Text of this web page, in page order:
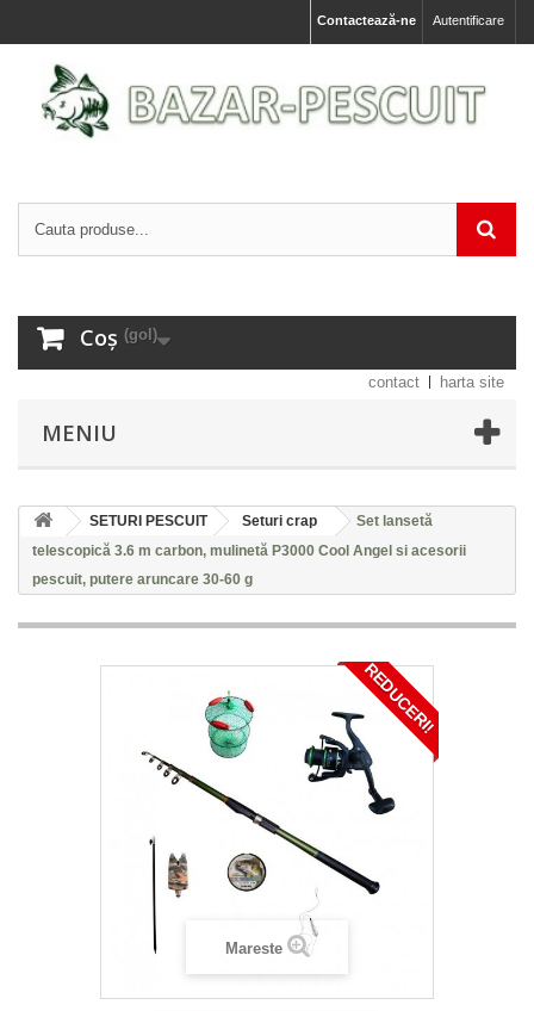
Autentificare
Contactează-ne
Coș (gol)
contact harta site
MENIU
SETURI PESCUIT Seturi crap
Set lansetă
telescopică 3.6 m carbon, mulinetă P3000 Cool Angel si acesorii
pescuit, putere aruncare 30-60 g
REDUCERI!
Mareste